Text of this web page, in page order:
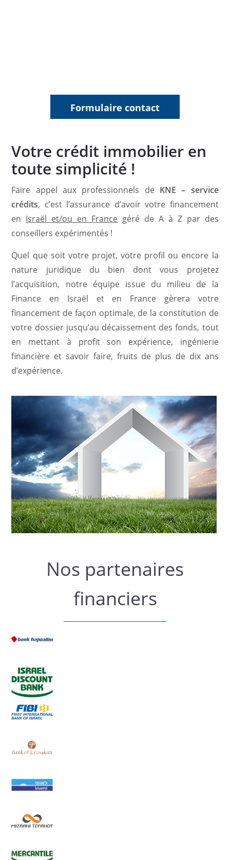
Formulaire contact
Votre crédit immobilier en
toute simplicité !
Faire appel aux professionnels de KNE – service
crédits, c’est l’assurance d’avoir votre financement
en Israël et/ou en France géré de A à Z par des
conseillers expérimentés !
Quel que soit votre projet, votre profil ou encore la
nature juridique du bien dont vous projetez
l’acquisition, notre équipe issue du milieu de la
Finance en Israël et en France gèrera votre
financement de façon optimale, de la constitution de
votre dossier jusqu’au décaissement des fonds, tout
en mettant à profit son expérience, ingénierie
financière et savoir faire, fruits de plus de dix ans
d’expérience.
Nos partenaires
financiers